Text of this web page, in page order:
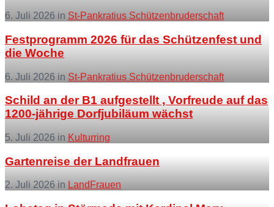
6. Juli 2026 in St-Pankratius Schützenbruderschaft
More
Festprogramm 2026 für das Schützenfest und
die Woche
6. Juli 2026 in St-Pankratius Schützenbruderschaft
More
Schild an der B1 aufgestellt , Vorfreude auf das
1200-jährige Dorfjubiläum wächst
5. Juli 2026 in Kulturring
More
Gartenreise der Landfrauen
2. Juli 2026 in LandFrauen